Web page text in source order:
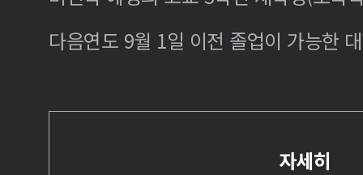
다음연도 9월 1일 이전 졸업이 가능한
자세히